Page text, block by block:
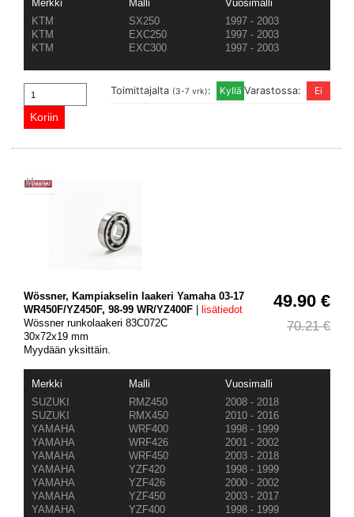
Merkki Malli
Vuosimalli
KTM
SX250
1997 - 2003
KTM
EXC250
1997 - 2003
KTM
EXC300 1997 - 2003
Varastossa:
Toimittajalta (3-7 vrk):
49.90 €
70.21 €
Wössner, Kampiakselin laakeri Yamaha 03-17
WR450F/YZ450F, 98-99 WR/YZ400F
lisätiedot
Wössner runkolaakeri 83C072C
30x72x19 mm
Myydään yksittäin.
Merkki Malli
Vuosimalli
SUZUKI
RMZ450
2008 - 2018
SUZUKI
RMX450
2010 - 2016
YAMAHA
WRF400
1998 - 1999
YAMAHA
WRF426
2001 - 2002
YAMAHA
WRF450
2003 - 2018
YAMAHA
YZF420
1998 - 1999
YAMAHA
YZF426
2000 - 2002
YAMAHA
YZF450
2003 - 2017
YAMAHA
YZF400 1998 - 1999